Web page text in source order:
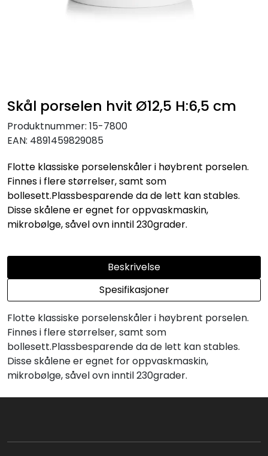
Skål porselen hvit Ø12,5 H:6,5 cm
Produktnummer: 15-7800
EAN: 4891459829085
Flotte klassiske porselenskåler i høybrent porselen.
Finnes i flere størrelser, samt som
bollesett.Plassbesparende da de lett kan stables.
Disse skålene er egnet for oppvaskmaskin,
mikrobølge, såvel ovn inntil 230grader.
Beskrivelse
Spesifikasjoner
Flotte klassiske porselenskåler i høybrent porselen.
Finnes i flere størrelser, samt som
bollesett.Plassbesparende da de lett kan stables.
Disse skålene er egnet for oppvaskmaskin,
mikrobølge, såvel ovn inntil 230grader.
ACCESSORIES
JUL